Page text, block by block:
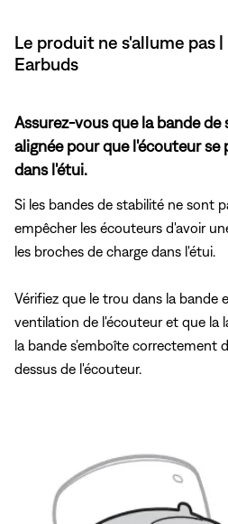
Le produit ne s'allume pas
Earbuds
Assurez-vous que la bande
alignée pour que l'écouteur
dans l'étui.
Si les bandes de stabilité ne sont
empêcher les écouteurs d'avoir
les broches de charge dans l'étui.
Vérifiez que le trou dans la bande
ventilation de l'écouteur et que la
la bande s'emboîte correctement
dessus de l'écouteur.